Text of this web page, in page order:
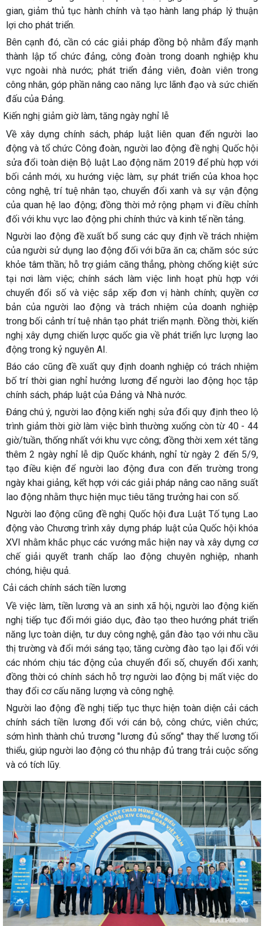
gian, giảm thủ tục hành chính và tạo hành lang pháp lý thuận
lợi cho phát triển.
Bên cạnh đó, cần có các giải pháp đồng bộ nhằm đẩy mạnh
thành lập tổ chức đảng, công đoàn trong doanh nghiệp khu
vực ngoài nhà nước; phát triển đảng viên, đoàn viên trong
công nhân, góp phần nâng cao năng lực lãnh đạo và sức chiến
đấu của Đảng.
Kiến nghị giảm giờ làm, tăng ngày nghỉ lễ
Về xây dựng chính sách, pháp luật liên quan đến người lao
động và tổ chức Công đoàn, người lao động đề nghị Quốc hội
sửa đổi toàn diện Bộ luật Lao động năm 2019 để phù hợp với
bối cảnh mới, xu hướng việc làm, sự phát triển của khoa học
công nghệ, trí tuệ nhân tạo, chuyển đổi xanh và sự vận động
của quan hệ lao động; đồng thời mở rộng phạm vi điều chỉnh
đối với khu vực lao động phi chính thức và kinh tế nền tảng.
Người lao động đề xuất bổ sung các quy định về trách nhiệm
của người sử dụng lao động đối với bữa ăn ca; chăm sóc sức
khỏe tâm thần; hỗ trợ giảm căng thẳng, phòng chống kiệt sức
tại nơi làm việc; chính sách làm việc linh hoạt phù hợp với
chuyển đổi số và việc sắp xếp đơn vị hành chính; quyền cơ
bản của người lao động và trách nhiệm của doanh nghiệp
trong bối cảnh trí tuệ nhân tạo phát triển mạnh. Đồng thời, kiến
nghị xây dựng chiến lược quốc gia về phát triển lực lượng lao
động trong kỷ nguyên AI.
Báo cáo cũng đề xuất quy định doanh nghiệp có trách nhiệm
bố trí thời gian nghỉ hưởng lương để người lao động học tập
chính sách, pháp luật của Đảng và Nhà nước.
Đáng chú ý, người lao động kiến nghị sửa đổi quy định theo lộ
trình giảm thời giờ làm việc bình thường xuống còn từ 40 - 44
giờ/tuần, thống nhất với khu vực công; đồng thời xem xét tăng
thêm 2 ngày nghỉ lễ dịp Quốc khánh, nghỉ từ ngày 2 đến 5/9,
tạo điều kiện để người lao động đưa con đến trường trong
ngày khai giảng, kết hợp với các giải pháp nâng cao năng suất
lao động nhằm thực hiện mục tiêu tăng trưởng hai con số.
Người lao động cũng đề nghị Quốc hội đưa Luật Tố tụng Lao
động vào Chương trình xây dựng pháp luật của Quốc hội khóa
XVI nhằm khắc phục các vướng mắc hiện nay và xây dựng cơ
chế giải quyết tranh chấp lao động chuyên nghiệp, nhanh
chóng, hiệu quả.
Cải cách chính sách tiền lương
Về việc làm, tiền lương và an sinh xã hội, người lao động kiến
nghị tiếp tục đổi mới giáo dục, đào tạo theo hướng phát triển
năng lực toàn diện, tư duy công nghệ, gắn đào tạo với nhu cầu
thị trường và đổi mới sáng tạo; tăng cường đào tạo lại đối với
các nhóm chịu tác động của chuyển đổi số, chuyển đổi xanh;
đồng thời có chính sách hỗ trợ người lao động bị mất việc do
thay đổi cơ cấu năng lượng và công nghệ.
Người lao động đề nghị tiếp tục thực hiện toàn diện cải cách
chính sách tiền lương đối với cán bộ, công chức, viên chức;
sớm hình thành chủ trương "lương đủ sống" thay thế lương tối
thiểu, giúp người lao động có thu nhập đủ trang trải cuộc sống
và có tích lũy.